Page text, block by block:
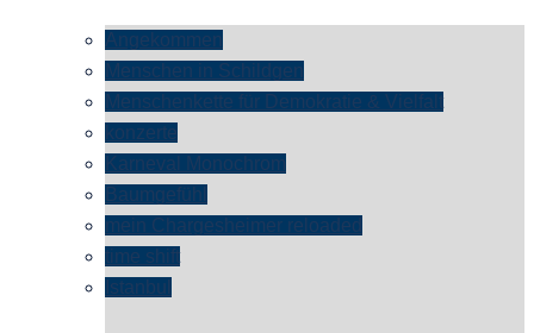
Angekommen
Menschen in Schildgen
Menschenkette für Demokratie & Vielfalt
konzerte
Karneval Monochrom
Baumgefühl
mein Chargesheimer reloaded
time shift
Istanbul